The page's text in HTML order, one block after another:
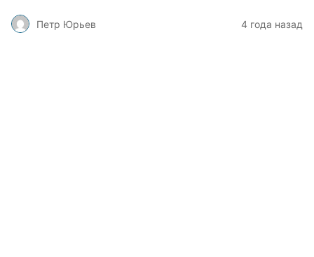
Петр Юрьев 4 года назад